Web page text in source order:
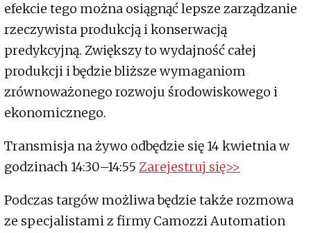
efekcie tego można osiągnąć lepsze zarządzanie
rzeczywista produkcją i konserwacją
predykcyjną. Zwiększy to wydajność całej
produkcji i będzie bliższe wymaganiom
zrównoważonego rozwoju środowiskowego i
ekonomicznego.
Transmisja na żywo odbędzie się 14 kwietnia w
godzinach 14:30–14:55 Zarejestruj się>>
Podczas targów możliwa będzie także rozmowa
ze specjalistami z firmy Camozzi Automation